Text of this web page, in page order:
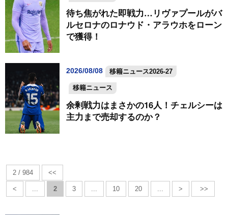
待ち焦がれた即戦力…リヴァプールがバ
ルセロナのロナウド・アラウホをローン
で獲得！
2026/08/08 移籍ニュース2026-27
移籍ニュース
余剰戦力はまさかの16人！チェルシーは
主力まで売却するのか？
2 / 984 <<
< 2 3 10 20 > >>